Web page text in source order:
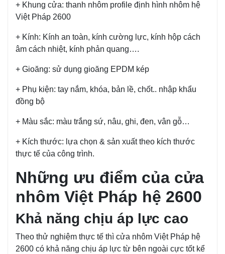
+ Khung cửa: thanh nhôm profile định hình nhôm hệ
Việt Pháp 2600
+ Kính: Kính an toàn, kính cường lực, kính hộp cách
âm cách nhiệt, kính phản quang….
+ Gioăng: sử dụng gioăng EPDM kép
+ Phụ kiện: tay nắm, khóa, bản lề, chốt.. nhập khẩu
đồng bộ
+ Màu sắc: màu trắng sứ, nâu, ghi, đen, vân gỗ…
+ Kích thước: lựa chọn & sản xuất theo kích thước
thực tế của công trình.
Những ưu điểm của cửa
nhôm Việt Pháp hệ 2600
Khả năng chịu áp lực cao
Theo thử nghiệm thực tế thì cửa nhôm Việt Pháp hệ
2600 có khả năng chịu áp lực từ bên ngoài cực tốt kể